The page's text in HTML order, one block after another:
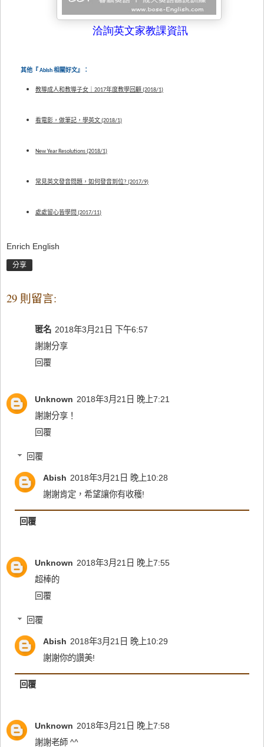
洽詢英文家教課資訊
其他『 Abish 相關好文』：
教導成人和教導子女｜2017年度教學回顧 (2018/1)
看電影，做筆記，學英文 (2018/1)
New Year Resolutions (2018/1)
常見英文發音問題，如何發音到位? (2017/9)
處處留心皆學問 (2017/11)
Enrich English
分享
29 則留言:
匿名 2018年3月21日 下午6:57
謝謝分享
回覆
Unknown 2018年3月21日 晚上7:21
謝謝分享！
回覆
回覆
Abish 2018年3月21日 晚上10:28
謝謝肯定，希望讓你有收穫!
回覆
Unknown 2018年3月21日 晚上7:55
超棒的
回覆
回覆
Abish 2018年3月21日 晚上10:29
謝謝你的讚美!
回覆
Unknown 2018年3月21日 晚上7:58
謝謝老師 ^^